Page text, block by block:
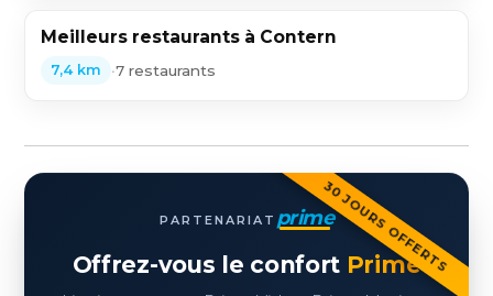
Meilleurs restaurants à Contern
7,4 km •7 restaurants
30 JOURS OFFERTS
PARTENARIAT prime
Offrez-vous le confort Prime